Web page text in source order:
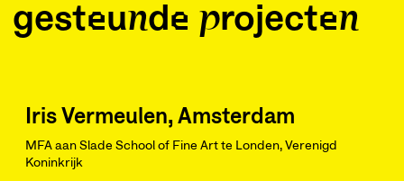
gesteunde projecten
Iris Vermeulen, Amsterdam
MFA aan Slade School of Fine Art te Londen, Verenigd
Koninkrijk